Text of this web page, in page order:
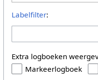
Labelfilter:
Extra logboeken
Markeerlogboek